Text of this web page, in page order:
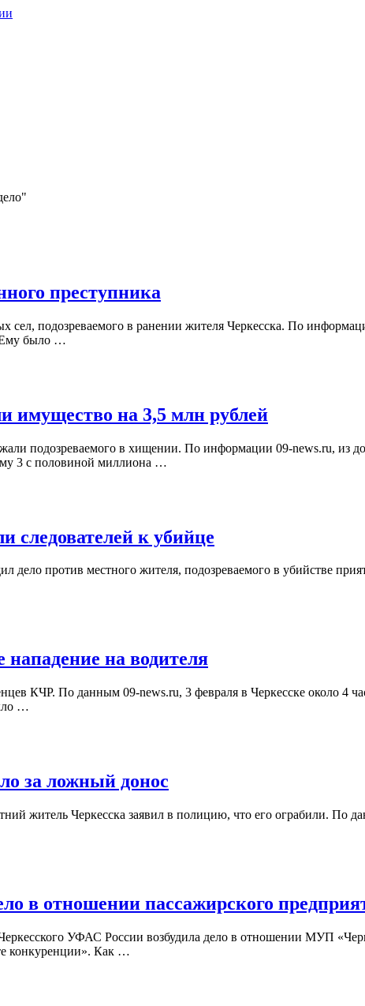
преступника
сел, подозреваемого в ранении жителя Черкесска. По
Ему было …
имущество на 3,5 млн рублей
подозреваемого в хищении. По информации 09-news.ru, из
3 с половиной миллиона …
следователей к убийце
против местного жителя, подозреваемого в убийстве
на водителя
КЧР. По данным 09-news.ru, 3 февраля в Черкесске около 4
…
за ложный донос
житель Черкесска заявил в полицию, что его ограбили. По
в отношении пассажирского
Черкесского УФАС России возбудила дело в отношении МУП
конкуренции». Как …